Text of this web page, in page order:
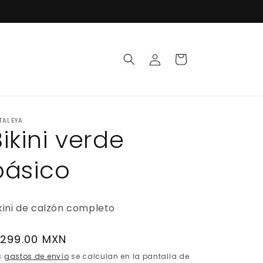
Iniciar
sesión
Carrito
verde
de calzón completo
MXN
gastos de envío se calculan en la pantalla de